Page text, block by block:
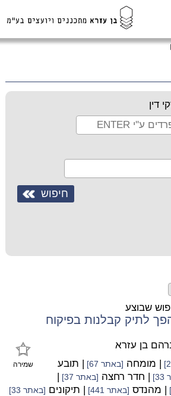
דין
לתיק קבלנות בפיקוח
שמירה
בן עזרא
| מומחה [באתר 67] | תובע
| חדר רחצה [באתר 37]
|
| מהנדס [באתר 441] | תיקונים [באתר 33]